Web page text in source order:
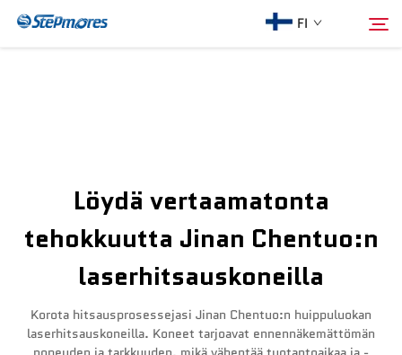
FI
Osta
Löydä vertaamatonta
tehokkuutta Jinan Chentuo:n
laserhitsauskoneilla
Korota hitsausprosessejasi Jinan Chentuo:n huippuluokan
laserhitsauskoneilla. Koneet tarjoavat ennennäkemättömän